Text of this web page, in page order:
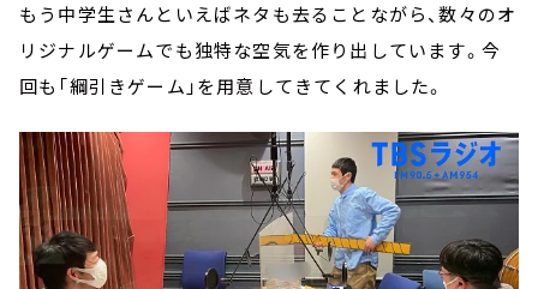
もう中学生さんといえばネタも去ることながら、数々のオ
リジナルゲームでも独特な空気を作り出しています。今
回も「綱引きゲーム」を用意してきてくれました。